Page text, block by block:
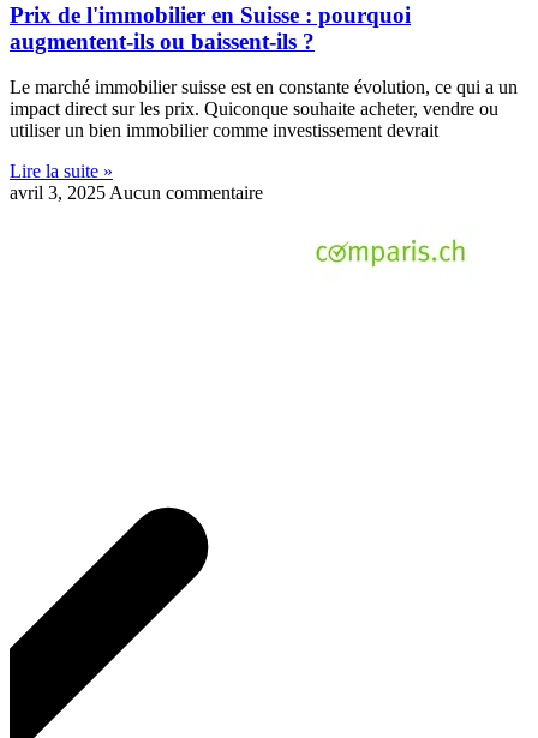
Prix de l'immobilier en Suisse : pourquoi
augmentent-ils ou baissent-ils ?
Le marché immobilier suisse est en constante évolution, ce qui a un
impact direct sur les prix. Quiconque souhaite acheter, vendre ou
utiliser un bien immobilier comme investissement devrait
Lire la suite »
avril 3, 2025 Aucun commentaire